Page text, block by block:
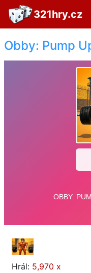
321hry.cz
Obby: Pump
Hrál: 5,970 x